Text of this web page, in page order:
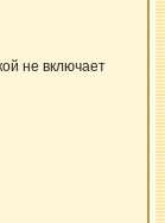
не включает